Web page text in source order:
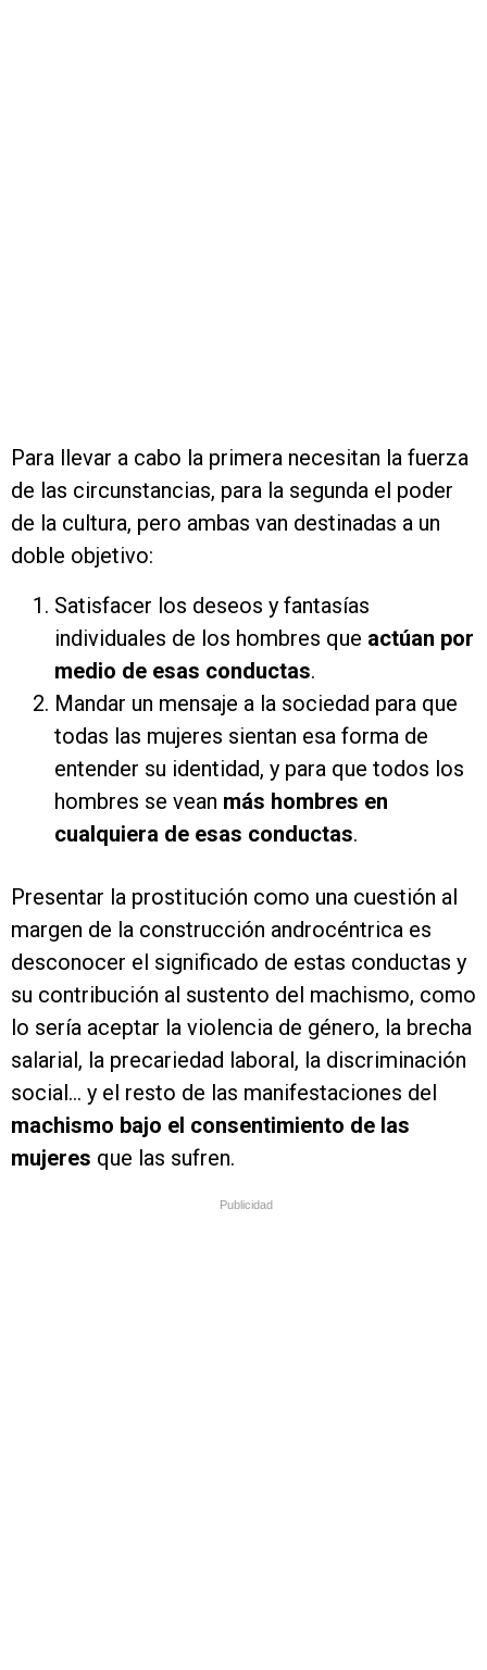
Para llevar a cabo la primera necesitan la fuerza
de las circunstancias, para la segunda el poder
de la cultura, pero ambas van destinadas a un
doble objetivo:
Satisfacer los deseos y fantasías
individuales de los hombres que actúan por
medio de esas conductas.
Mandar un mensaje a la sociedad para que
todas las mujeres sientan esa forma de
entender su identidad, y para que todos los
hombres se vean más hombres en
cualquiera de esas conductas.
Presentar la prostitución como una cuestión al
margen de la construcción androcéntrica es
desconocer el significado de estas conductas y
su contribución al sustento del machismo, como
lo sería aceptar la violencia de género, la brecha
salarial, la precariedad laboral, la discriminación
social… y el resto de las manifestaciones del
machismo bajo el consentimiento de las
mujeres que las sufren.
Publicidad